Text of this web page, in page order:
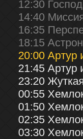
12:30
14:40
16:35
18:15
20:00 Артур
21:45 Артур
23:20
00:55
01:50
02:35
03:30